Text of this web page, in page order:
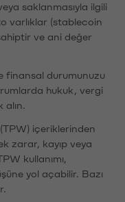
saklanmasıyla ilgili
varlıklar (stablecoin
ve ani değer
finansal durumunuzu
hukuk, vergi
içeriklerinden
zarar, kayıp veya
kullanımı,
yol açabilir. Bazı